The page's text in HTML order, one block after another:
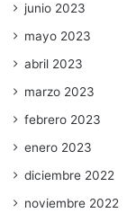
junio 2023
mayo 2023
abril 2023
marzo 2023
febrero 2023
enero 2023
diciembre 2022
noviembre 2022